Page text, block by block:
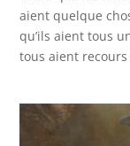
aient quelque
qu’ils aient tous
tous aient